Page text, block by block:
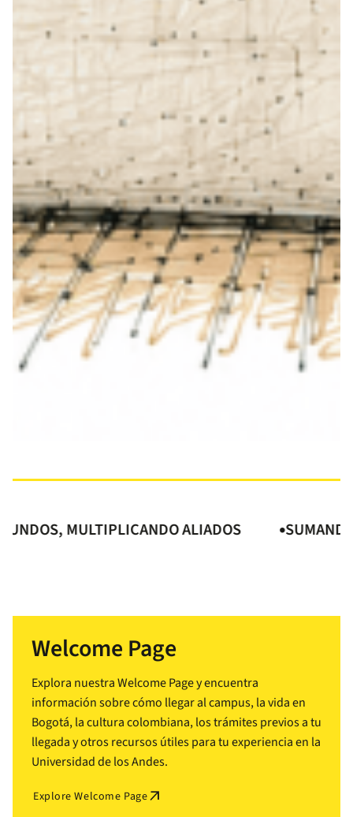
MULTIPLICANDO ALIADOS SUMANDO
Welcome Page
Explora nuestra Welcome Page y encuentra
información sobre cómo llegar al campus, la vida en
Bogotá, la cultura colombiana, los trámites previos a tu
llegada y otros recursos útiles para tu experiencia en la
Universidad de los Andes.
Explore Welcome Pagearrow_outward